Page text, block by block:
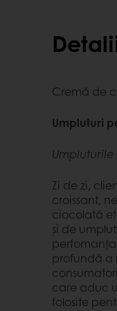
Cremă de
Umpluturi
Zi de zi,
croissant,
ciocolată
și de
perfomanța
profundă a
care aduc
folosite